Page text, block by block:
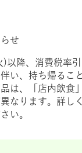
せ
)以降、消費税率
い、持ち帰るこ
は、「店内飲食
なります。詳し
い。